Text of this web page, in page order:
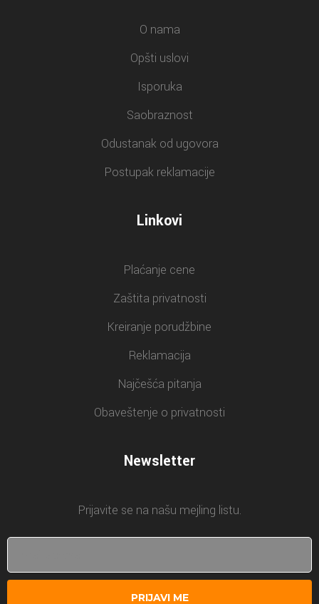
O nama
Opšti uslovi
Isporuka
Saobraznost
Odustanak od ugovora
Postupak reklamacije
Linkovi
Plaćanje cene
Zaštita privatnosti
Kreiranje porudžbine
Reklamacija
Najčešća pitanja
Obaveštenje o privatnosti
Newsletter
Prijavite se na našu mejling listu.
PRIJAVI ME